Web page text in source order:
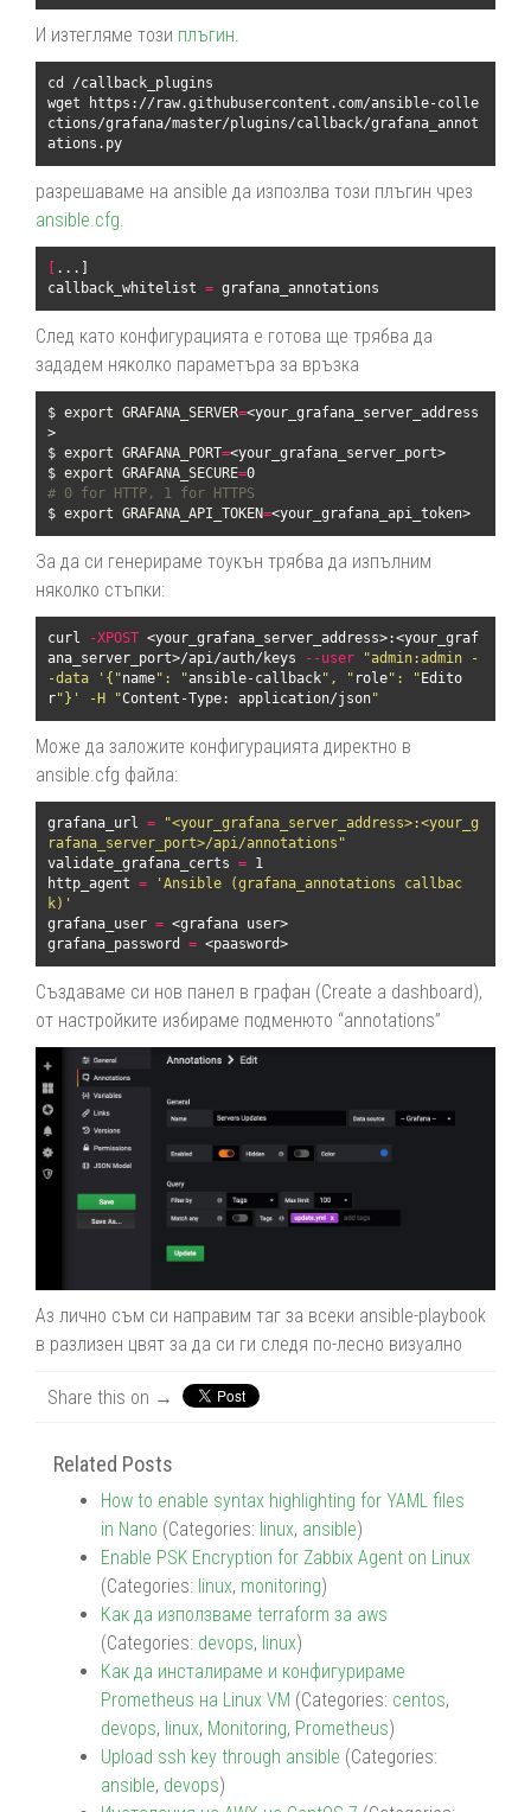
И изтегляме този плъгин.
cd
/callback_plugins
wget https://raw.githubusercontent.com/ansible-colle
ctions/grafana/master/plugins/callback/grafana_annot
ations.py
разрешаваме на ansible да изпозлва този плъгин чрез
ansible.cfg.
...]
callback_whitelist = grafana_annotations
След като конфигурацията е готова ще трябва да
зададем няколко параметъра за връзка
$ export GRAFANA_SERVER=<your_grafana_server_address
$ export GRAFANA_PORT=
$ export GRAFANA_SECURE=
# 0 for HTTP, 1 for HTTPS
$ export GRAFANA_API_TOKEN=<your_grafana_api_token>
За да си генерираме тоукън трябва да изпълним
няколко стъпки:
curl -XPOST <your_grafana_server_address>:<your_graf
ana_server_port>/api/auth/keys
--user
"admin:admin -
-data '{"name": "ansible-callback", " role": " Edito
r"}' -H "Content-Type: application/json"
Може да заложите конфигурацията директно в
ansible.cfg файла:
grafana_url =
"<your_grafana_server_address>:<your_g
rafana_server_port>/api/annotations"
validate_grafana_certs = 1
http_agent =
'Ansible (grafana_annotations callbac
k)'
grafana_user = <grafana user>
grafana_password = <paasword>
Създаваме си нов панел в графан (Create a dashboard),
от настройките избираме подменюто “annotations”
Аз лично съм си направим таг за всеки ansible-playbook
в разлизен цвят за да си ги следя по-лесно визуално
Share this on →
Related Posts
How to enable syntax highlighting for YAML files
in Nano (Categories: linux, ansible)
Enable PSK Encryption for Zabbix Agent on Linux
(Categories: linux, monitoring)
Как да използваме terraform за aws
(Categories: devops, linux)
Как да инсталираме и конфигурираме
Prometheus на Linux VM (Categories: centos,
devops, linux, Monitoring, Prometheus)
Upload ssh key through ansible (Categories:
ansible, devops)